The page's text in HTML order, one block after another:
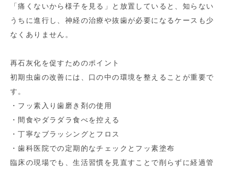
「痛くないから様子を見る」と放置していると、知らない
うちに進行し、神経の治療や抜歯が必要になるケースも少
なくありません。
再石灰化を促すためのポイント
初期虫歯の改善には、口の中の環境を整えることが重要で
す。
・フッ素入り歯磨き剤の使用
・間食やダラダラ食べを控える
・丁寧なブラッシングとフロス
・歯科医院での定期的なチェックとフッ素塗布
臨床の現場でも、生活習慣を見直すことで削らずに経過管